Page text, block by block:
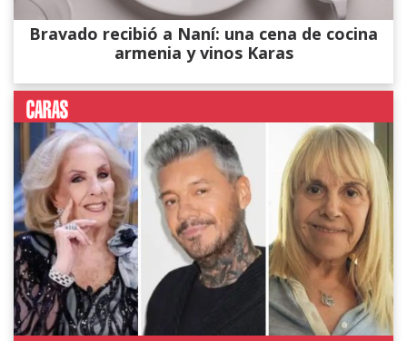
Bravado recibió a Naní: una cena de cocina
armenia y vinos Karas